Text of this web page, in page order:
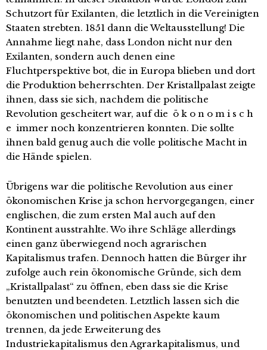
Schutzort für Exilanten, die letztlich in die Vereinigten
Staaten strebten. 1851 dann die Weltausstellung! Die
Annahme liegt nahe, dass London nicht nur den
Exilanten, sondern auch denen eine
Fluchtperspektive bot, die in Europa blieben und dort
die Produktion beherrschten. Der Kristallpalast zeigte
ihnen, dass sie sich, nachdem die politische
Revolution gescheitert war, auf die ö k o n o m i s c h
e immer noch konzentrieren konnten. Die sollte
ihnen bald genug auch die volle politische Macht in
die Hände spielen.
Übrigens war die politische Revolution aus einer
ökonomischen Krise ja schon hervorgegangen, einer
englischen, die zum ersten Mal auch auf den
Kontinent ausstrahlte. Wo ihre Schläge allerdings
einen ganz überwiegend noch agrarischen
Kapitalismus trafen. Dennoch hatten die Bürger ihr
zufolge auch rein ökonomische Gründe, sich dem
„Kristallpalast“ zu öffnen, eben dass sie die Krise
benutzten und beendeten. Letztlich lassen sich die
ökonomischen und politischen Aspekte kaum
trennen, da jede Erweiterung des
Industriekapitalismus den Agrarkapitalismus, und